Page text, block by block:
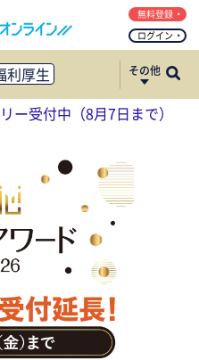
ログイン
無料登録
利厚生
活性化
調査・レポート
その他
ー受付中（8月7日まで）